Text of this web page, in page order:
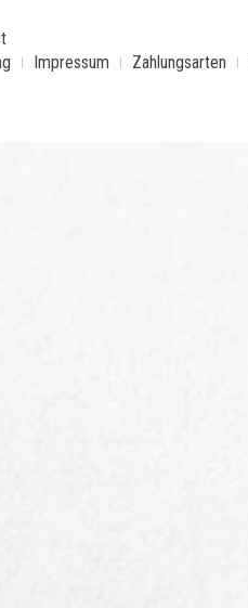
Impressum Zahlungsarten